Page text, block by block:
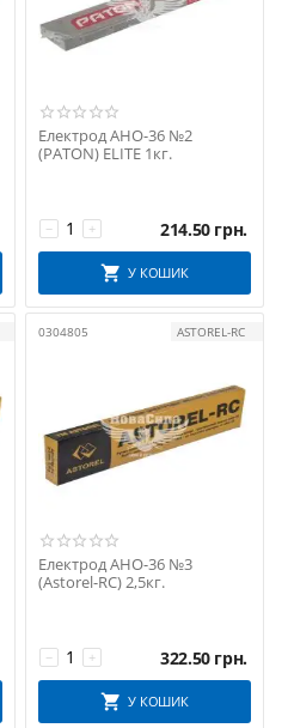
Електрод АНО-36 №2
(PATON) ELITE 1кг.
+
− 214.50 грн.
У КОШИК
0304805 ASTOREL-RC
Електрод АНО-36 №3
(Astorel-RC) 2,5кг.
+
− 322.50 грн.
У КОШИК